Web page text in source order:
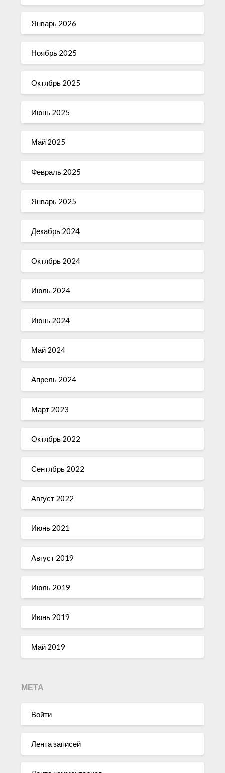
Январь 2026
Ноябрь 2025
Октябрь 2025
Июнь 2025
Май 2025
Февраль 2025
Январь 2025
Декабрь 2024
Октябрь 2024
Июль 2024
Июнь 2024
Май 2024
Апрель 2024
Март 2023
Октябрь 2022
Сентябрь 2022
Август 2022
Июнь 2021
Август 2019
Июль 2019
Июнь 2019
Май 2019
МЕТА
Войти
Лента записей